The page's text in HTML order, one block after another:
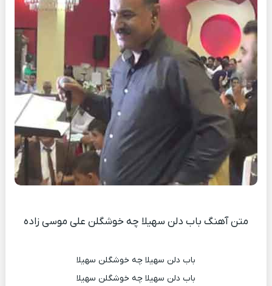
متن آهنگ باب دلن سهیلا چه خوشگلن علی موسی زاده
باب دلن سهیلا چه خوشگلن سهیلا
باب دلن سهیلا چه خوشگلن سهیلا